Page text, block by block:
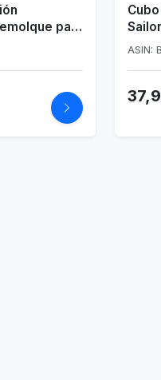
para
ASIN: